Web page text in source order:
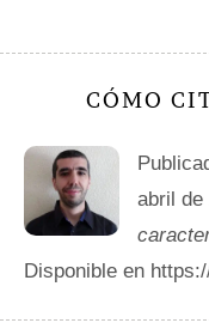
CÓMO
abril de
Disponible en